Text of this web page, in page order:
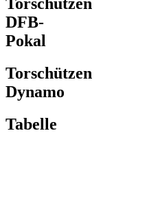
Torschützen
DFB-
Pokal
Torschützen
Dynamo
Tabelle